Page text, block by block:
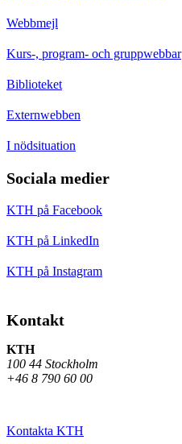
Webbmejl
Kurs-, program- och gruppwebbar
Biblioteket
Externwebben
I nödsituation
Sociala medier
KTH på Facebook
KTH på LinkedIn
KTH på Instagram
Kontakt
KTH
100 44 Stockholm
+46 8 790 60 00
Kontakta KTH